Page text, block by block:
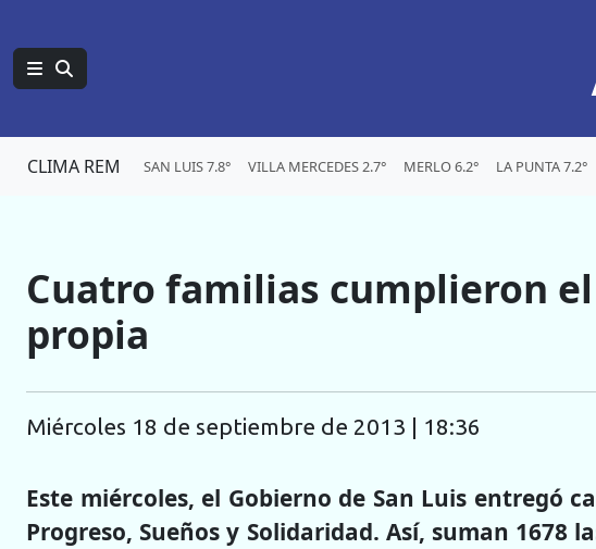
CLIMA REM SAN LUIS 7.8° VILLA MERCEDES 2.7° MERLO 6.2° LA PUNTA 7.2°
Cuatro familias cumplieron el
propia
miércoles 18 de septiembre de 2013 | 18:36
Este miércoles, el Gobierno de San Luis entregó
Progreso, Sueños y Solidaridad. Así, suman 1678